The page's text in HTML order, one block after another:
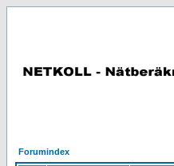
Forumindex